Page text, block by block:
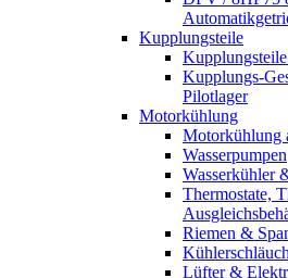
Kupplungsteile
Kupplungs-
Pilotlager
Motorkühlung
Motorkühlung
Wasserpumpen
Wasserkühler
Thermostate,
Riemen &
Lüfter &